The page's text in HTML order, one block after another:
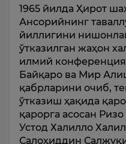
1965 йилда Ҳирот
Ансорийнинг
йиллигини
ўтказилган жаҳон
илмий
Байқаро ва Мир
қабрларини очиб,
ўтказиш ҳақида
қарорга асосан
Устод Халилло
Салоҳиддин